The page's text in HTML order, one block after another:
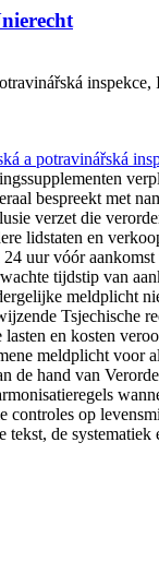
inspekce,
a potravinářská
bespreekt met
verzet die
lidstaten en
uur vóór
tijdstip van
meldplicht
Tsjechische
en kosten
meldplicht
de hand van
op
de